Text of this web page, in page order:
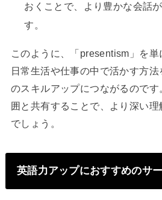
おくことで、より豊かな会話
す。
このように、「presentism」を単
日常生活や仕事の中で活かす方
のスキルアップにつながるので
囲と共有することで、より深い
でしょう。
英語力アップにおすすめのサ